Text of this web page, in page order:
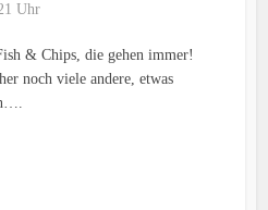
Uhr
& Chips, die gehen immer!
noch viele andere, etwas